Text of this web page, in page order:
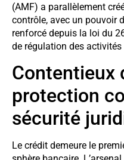
(AMF) a parallèlement
contrôle, avec un pouvoir
renforcé depuis la loi du
de régulation des activités
Contentieux
protection
sécurité
Le crédit demeure le